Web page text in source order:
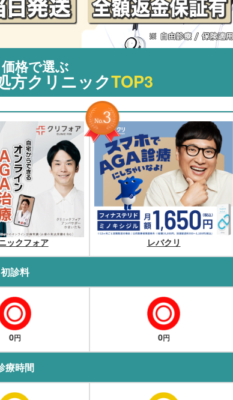
格で選ぶ
方クリニックTOP3
ックフォア レバクリ
初診料
0円 0円
療時間